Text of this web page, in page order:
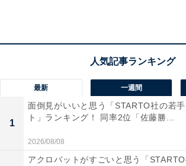
第2位：兵庫県
第2位は「兵庫県」でした。日本のほぼ
京都府や岡山県に隣接しています。異
町の神戸を中心に、多彩なエリアを有
最新 一週間
1
面倒見がいいと思う「STARTO社の若
ト」ランキング！ 同率2位「佐藤勝...
2026/08/08
アクロバットがすごいと思う「